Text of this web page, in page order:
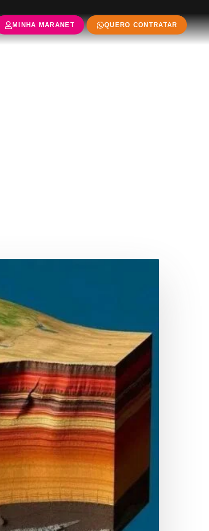
MINHA MARANET QUERO CONTRATAR